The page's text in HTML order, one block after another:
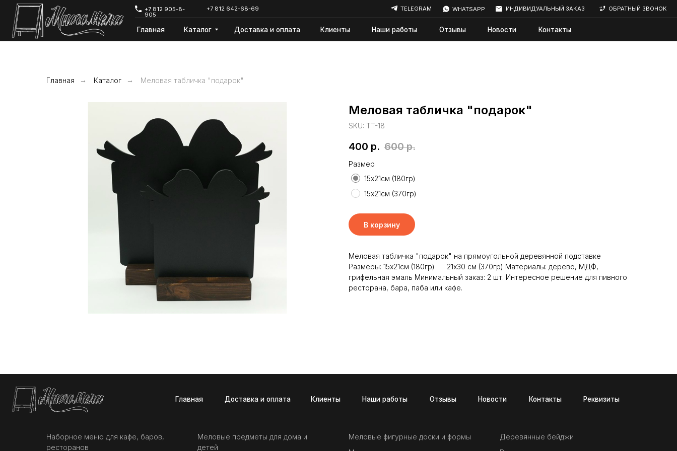
+7 812 905-8-
905
ОБРАТНЫЙ ЗВОНОК
ИНДИВИДУАЛЬНЫЙ ЗАКАЗ
WHATSAPP
+7 812 642-68-69
Новости
Отзывы Контакты
Клиенты Наши работы
Доставка и оплата
Каталог
Главная
Главная → Каталог → Меловая табличка "подарок"
Меловая табличка "подарок"
SKU: TT-18
400 р. 600 р.
Размер
15х21см (180гр)
15х21см (370гр)
В корзину
Меловая табличка "подарок" на прямоугольной деревянной подставке
Размеры: 15х21см (180гр) 21х30 см (370гр) Материалы: дерево, МДФ,
грифельная эмаль Минимальный заказ: 2 шт. Интересное решение для пивного
ресторана, бара, паба или кафе.
Наборное меню для кафе, баров,
ресторанов
Меловые предметы для дома и
детей
Меловые фигурные доски и формы
Деревянные бейджи